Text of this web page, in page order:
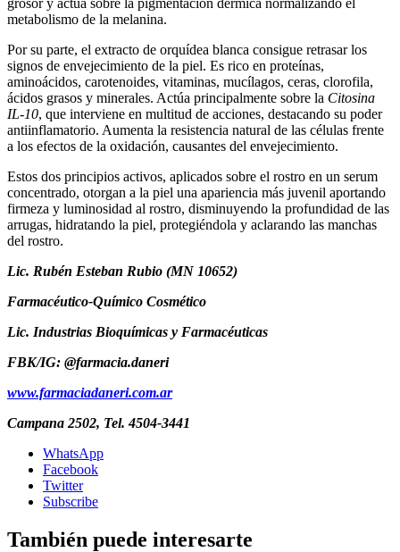
grosor y actúa sobre la pigmentación dérmica normalizando el
metabolismo de la melanina.
Por su parte, el extracto de orquídea blanca consigue retrasar los
signos de envejecimiento de la piel. Es rico en proteínas,
aminoácidos, carotenoides, vitaminas, mucílagos, ceras, clorofila,
ácidos grasos y minerales. Actúa principalmente sobre la Citosina
IL-10, que interviene en multitud de acciones, destacando su poder
antiinflamatorio. Aumenta la resistencia natural de las células frente
a los efectos de la oxidación, causantes del envejecimiento.
Estos dos principios activos, aplicados sobre el rostro en un serum
concentrado, otorgan a la piel una apariencia más juvenil aportando
firmeza y luminosidad al rostro, disminuyendo la profundidad de las
arrugas, hidratando la piel, protegiéndola y aclarando las manchas
del rostro.
Lic. Rubén Esteban Rubio (MN 10652)
Farmacéutico-Químico Cosmético
Lic. Industrias Bioquímicas y Farmacéuticas
FBK/IG: @farmacia.daneri
www.farmaciadaneri.com.ar
Campana 2502, Tel. 4504-3441
WhatsApp
Facebook
Twitter
Subscribe
También puede interesarte